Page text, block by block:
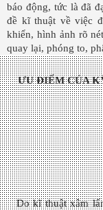
báo động, tức là đã
đề kĩ thuật về việc
khiển, hình ảnh rõ
quay lại, phóng to,
ƯU ĐIỂM CỦA
Do kĩ thuật xâm